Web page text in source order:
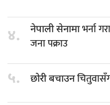
४. नेपाली सेनामाभर्ना
जना पक्राउ
५. छोरी बचाउन